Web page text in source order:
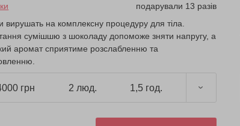
подарували 13 разів
вирушать на комплексну процедуру для тіла.
сумішшю з шоколаду допоможе зняти напругу, а
аромат сприятиме розслабленню та
грн 2 люд. 1,5 год.